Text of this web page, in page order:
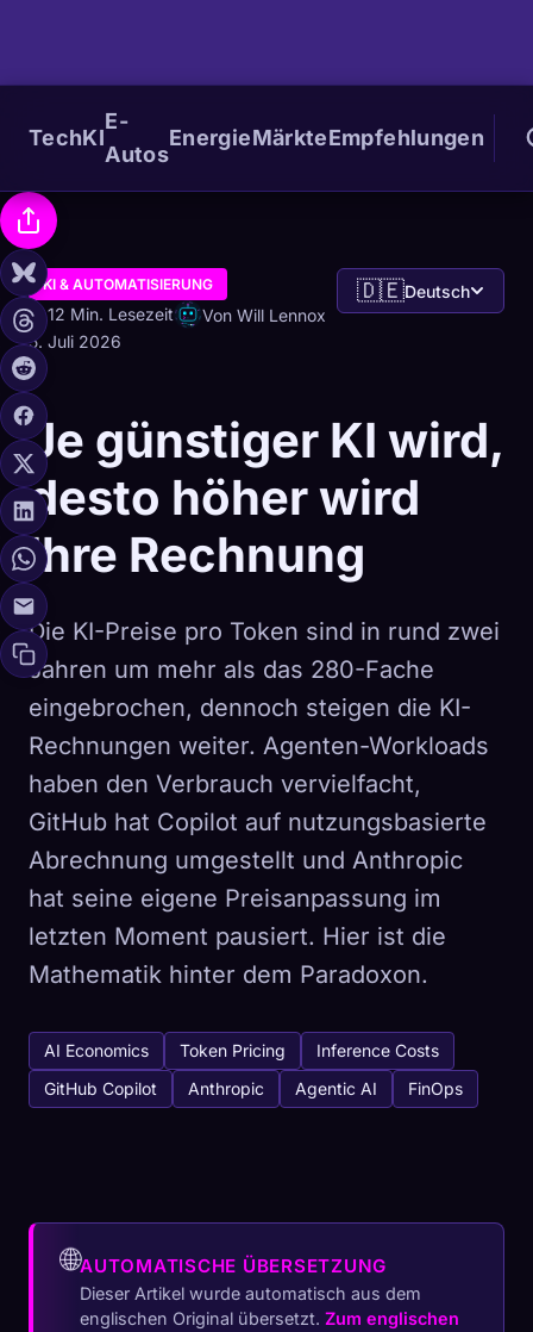
TechKI
E-
Autos
EnergieMärkteEmpfehlungen
KI & AUTOMATISIERUNG
12 Min. Lesezeit
Von Will Lennox
5. Juli 2026
🇩🇪Deutsch
Je günstiger KI wird,
desto höher wird
Ihre Rechnung
Die KI-Preise pro Token sind in rund zwei
Jahren um mehr als das 280-Fache
eingebrochen, dennoch steigen die KI-
Rechnungen weiter. Agenten-Workloads
haben den Verbrauch vervielfacht,
GitHub hat Copilot auf nutzungsbasierte
Abrechnung umgestellt und Anthropic
hat seine eigene Preisanpassung im
letzten Moment pausiert. Hier ist die
Mathematik hinter dem Paradoxon.
AI Economics Token Pricing
Inference Costs
GitHub Copilot
Anthropic Agentic AI FinOps
🌐AUTOMATISCHE ÜBERSETZUNG
Dieser Artikel wurde automatisch aus dem
englischen Original übersetzt. Zum englischen